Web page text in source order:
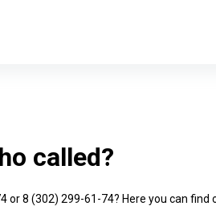
called?
or 8 (302) 299-61-74? Here you can